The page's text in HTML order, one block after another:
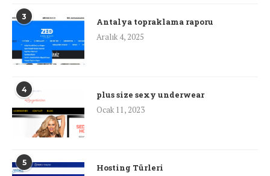
3
Antalya topraklama raporu
Aralık 4, 2025
4
plus size sexy underwear
Ocak 11, 2023
5
Hosting Türleri